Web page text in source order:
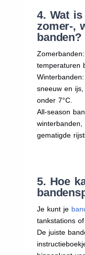
4. Wat
zomer-,
banden?
temperaturen
sneeuw en
onder 7°C.
All-season
gematigde
5. Hoe
Je kunt je
tankstations
De juiste